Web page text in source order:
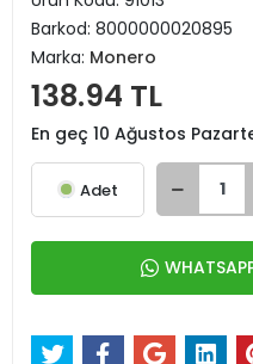
Barkod: 8000000020895
Marka: Monero
138.94 TL
En geç 10 Ağustos
Adet